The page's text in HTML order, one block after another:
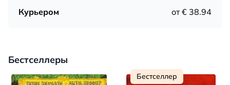
Курьером
от € 38.94
Бестселлеры
Бестселлер